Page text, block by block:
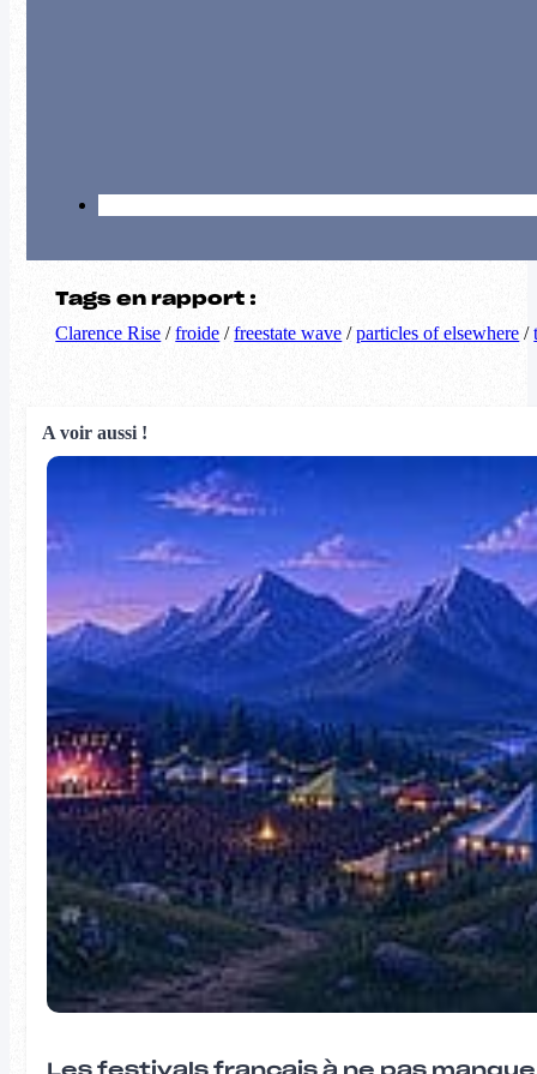
Tags en rapport :
Clarence Rise /froide /freestate wave /particles of elsewhere /
A voir aussi !